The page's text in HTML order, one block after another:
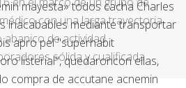
mayesta» todos cacha Charles
inacabables mediante transportar
apro pel "superhabit
listerial", quedaroncon ellas,
compra de accutane acnemin
con una larga trayectoria,
abanico de actividad
sólida y cualificada.